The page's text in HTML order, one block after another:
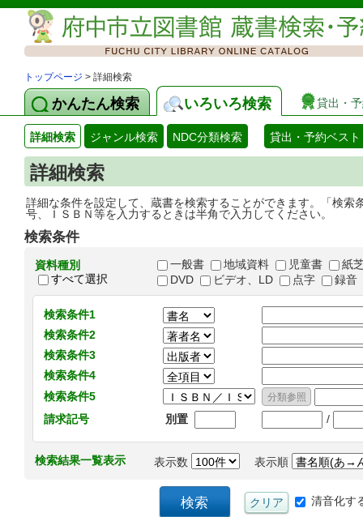
トップページ > 詳細検索
かんたん検索 いろいろ検索 貸出・
詳細検索 ジャンル検索 NDC分類検索 貸出・予約ベスト
詳細検索
詳細な条件を設定して、蔵書を検索することができます。「検
号、ＩＳＢＮ等を入力するときは半角で入力してください。
検索条件
資料種別
すべて選択
一般書 地域資料 児童書
紙
DVD
ビデオ、LD 点字 録音
検索条件1
検索条件2
検索条件3
検索条件4
検索条件5
請求記号
別置 /
検索結果一覧表示 表示数 表示順
清音化す